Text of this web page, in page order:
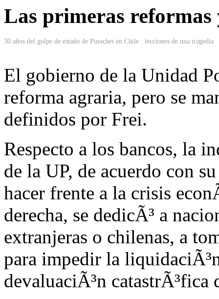
Las primeras reformas
30 años del golpe de estado de Pinochet en Chile : lecciones de una tragedia
El gobierno de la Unidad
reforma agraria, pero se
definidos por Frei.
Respecto a los bancos, la
de la UP, de acuerdo con
hacer frente a la crisis
derecha, se dedicÃ³ a
extranjeras o chilenas, a
para impedir la
devaluaciÃ³n catastrÃ³fica